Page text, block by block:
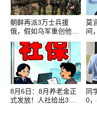
朝鲜再派3万士兵援
俄，假如乌军重创他
莫
间
8月6日：8月养老金正
式发放！人社给出3
同
0